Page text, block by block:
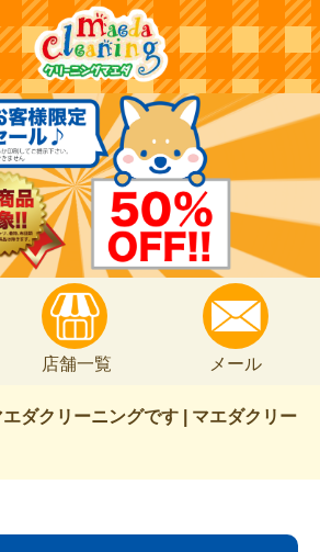
店舗一覧 メール
ダクリーニングです | マエダクリー